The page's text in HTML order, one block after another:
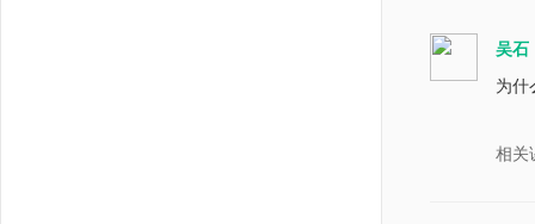
吴石
为什
相关